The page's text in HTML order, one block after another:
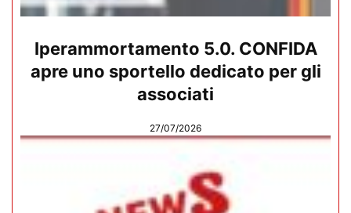
Iperammortamento 5.0. CONFIDA
apre uno sportello dedicato per gli
associati
27/07/2026